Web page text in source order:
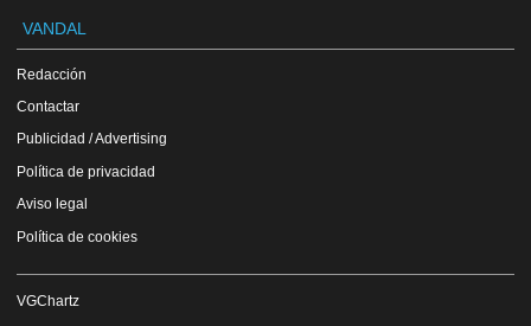
VANDAL
Redacción
Contactar
Publicidad / Advertising
Política de privacidad
Aviso legal
Política de cookies
VGChartz